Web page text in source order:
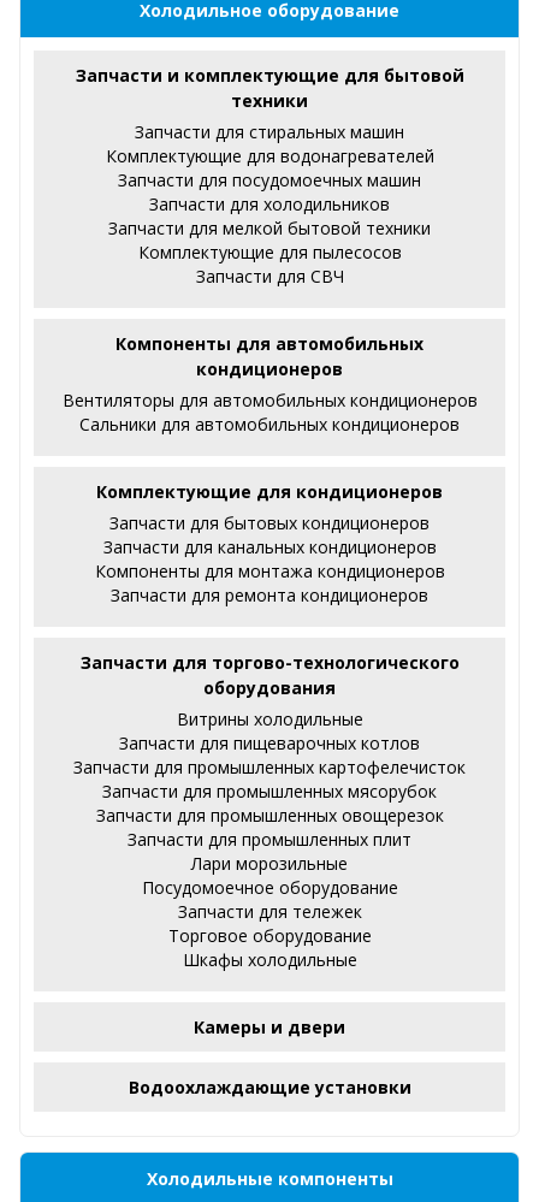
Холодильное оборудование
Запчасти и комплектующие для бытовой
техники
Запчасти для стиральных машин
Комплектующие для водонагревателей
Запчасти для посудомоечных машин
Запчасти для холодильников
Запчасти для мелкой бытовой техники
Комплектующие для пылесосов
Запчасти для СВЧ
Компоненты для автомобильных
кондиционеров
Вентиляторы для автомобильных кондиционеров
Сальники для автомобильных кондиционеров
Комплектующие для кондиционеров
Запчасти для бытовых кондиционеров
Запчасти для канальных кондиционеров
Компоненты для монтажа кондиционеров
Запчасти для ремонта кондиционеров
Запчасти для торгово-технологического
оборудования
Витрины холодильные
Запчасти для пищеварочных котлов
Запчасти для промышленных картофелечисток
Запчасти для промышленных мясорубок
Запчасти для промышленных овощерезок
Запчасти для промышленных плит
Лари морозильные
Посудомоечное оборудование
Запчасти для тележек
Торговое оборудование
Шкафы холодильные
Камеры и двери
Водоохлаждающие установки
Холодильные компоненты